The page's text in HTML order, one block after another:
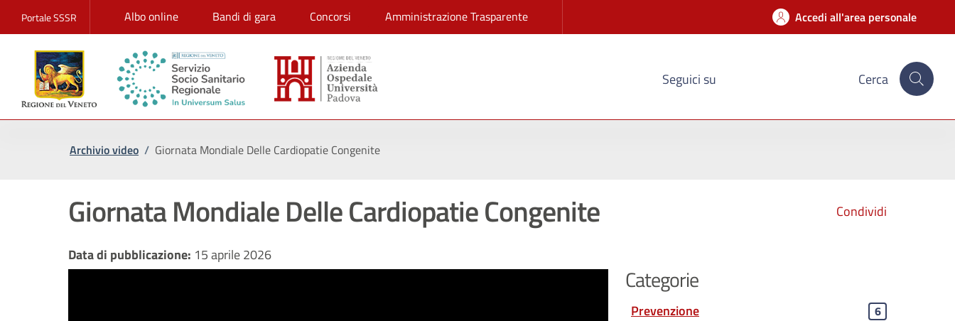
Portale SSSR Albo online Bandi di gara Concorsi Amministrazione Trasparente Accedi all'area personale
Seguici su Cerca
Archivio video / Giornata Mondiale Delle Cardiopatie Congenite
Condividi
Giornata Mondiale Delle Cardiopatie Congenite
Data di pubblicazione: 15 aprile 2026
Categorie
Prevenzione 6